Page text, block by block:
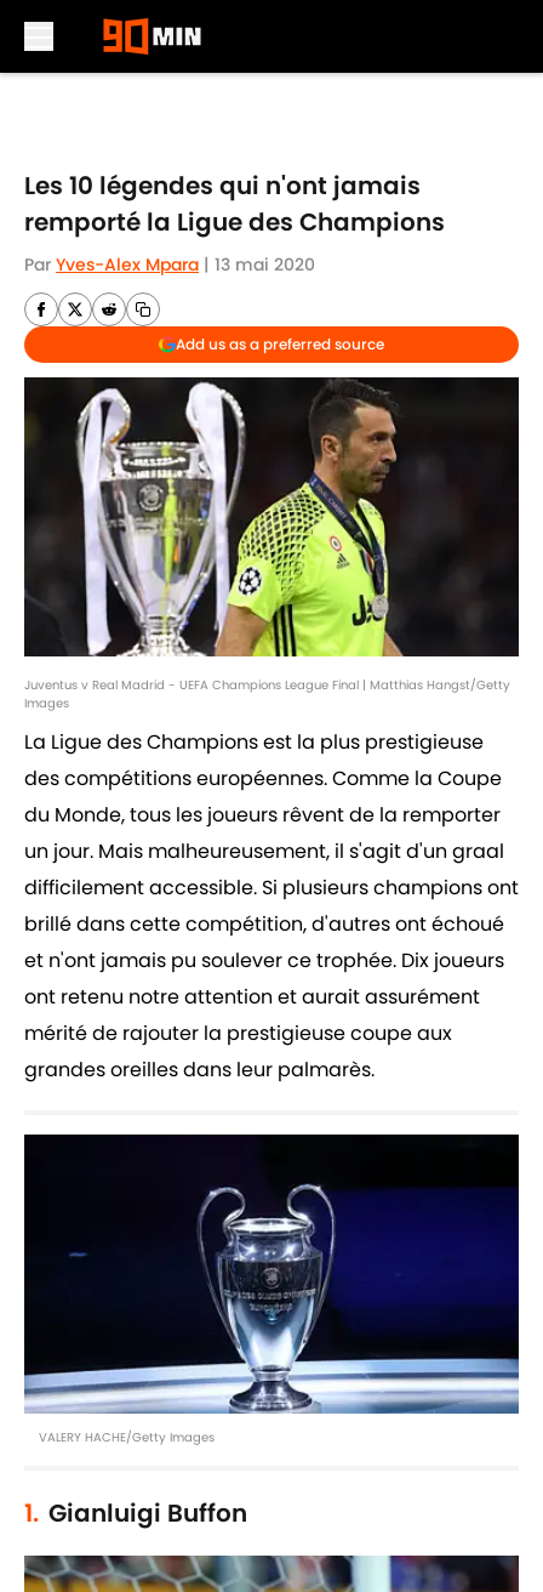
Les 10 légendes qui n'ont jamais
remporté la Ligue des Champions
Par Yves-Alex Mpara | 13 mai 2020
Add us as a preferred source
Juventus v Real Madrid - UEFA Champions League Final | Matthias Hangst/Getty
Images
La Ligue des Champions est la plus prestigieuse
des compétitions européennes. Comme la Coupe
du Monde, tous les joueurs rêvent de la remporter
un jour. Mais malheureusement, il s'agit d'un graal
difficilement accessible. Si plusieurs champions ont
brillé dans cette compétition, d'autres ont échoué
et n'ont jamais pu soulever ce trophée. Dix joueurs
ont retenu notre attention et aurait assurément
mérité de rajouter la prestigieuse coupe aux
grandes oreilles dans leur palmarès.
VALERY HACHE/Getty Images
1. Gianluigi Buffon